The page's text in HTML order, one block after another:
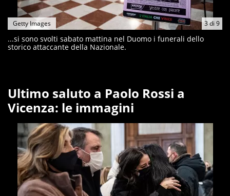
3di 9
Getty Images
...si sono svolti sabato mattina nel Duomo i funerali dello
storico attaccante della Nazionale.
Ultimo saluto a Paolo Rossi a
Vicenza: le immagini